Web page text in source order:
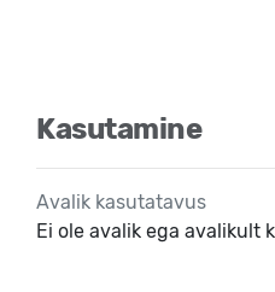
Kasutamine
Avalik kasutatavus
Ei ole avalik ega avalikult